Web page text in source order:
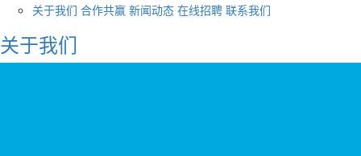
关于我们 合作共赢 新闻动态 在线招聘 联系我们
关于我们